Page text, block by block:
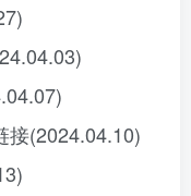
接(2024.04.10)